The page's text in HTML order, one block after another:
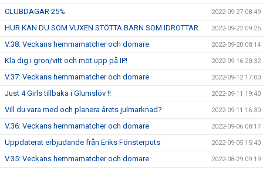
CLUBDAGAR 25% 2022-09-27 08:49
HUR KAN DU SOM VUXEN STÖTTA BARN SOM IDROTTAR 2022-09-22 09:25
V.38: Veckans hemmamatcher och domare 2022-09-20 08:14
Klä dig i grön/vitt och möt upp på IP! 2022-09-16 20:32
V.37: Veckans hemmamatcher och domare 2022-09-12 17:00
Just 4 Girls tillbaka i Glumslöv !! 2022-09-11 19:40
Vill du vara med och planera årets julmarknad? 2022-09-11 16:30
V.36: Veckans hemmamatcher och domare 2022-09-06 08:17
Uppdaterat erbjudande från Eriks Fönsterputs 2022-09-05 15:40
V.35: Veckans hemmamatcher och domare 2022-08-29 09:19